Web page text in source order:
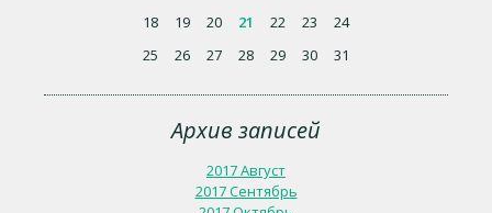
18
19 20 21 22 23
24
25
26 27 28 29 30 31
Архив записей
2017 Август
2017 Сентябрь